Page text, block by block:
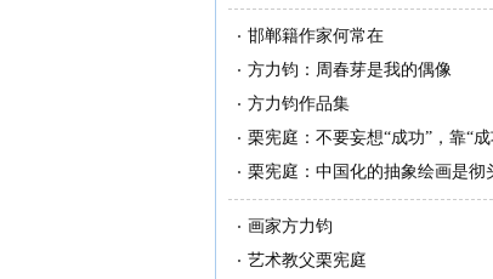
邯郸籍作家何常在
方力钧：周春芽是我的偶像
方力钧作品集
栗宪庭：不要妄想“成功”，靠“
栗宪庭：中国化的抽象绘画是彻
画家方力钧
艺术教父栗宪庭